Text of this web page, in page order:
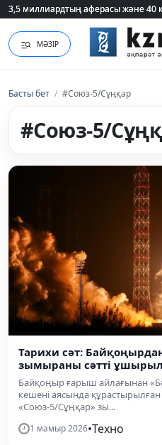
3,5 миллиардтың аферасы және 40
3,5 миллиардтың аферасы және 40
МӘЗІР
Басты бет / #Союз-5/Сұңқар
#Союз-5/
Тарихи сәт:
зымыраны сәтті
Байқоңыр ғарыш айлағынан
кешені аясында
«Союз-5/Сұңқар» зы...
1 мамыр 2026•Техно